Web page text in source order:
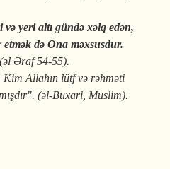
yeri altı gündə xəlq edən,
də Ona məxsusdur.
(əl Əraf 54-55).
Kim Allahın lütf və rəhməti
(əl-Buxari, Muslim).